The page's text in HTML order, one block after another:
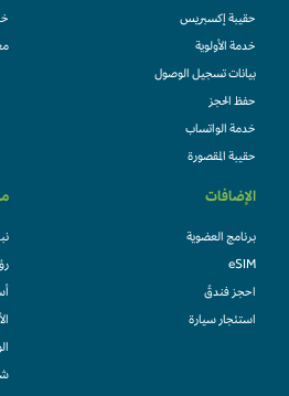
حقيبة إكسبريس
خدمة الأولوية
بيانات تسجيل الوصول
حفظ الحجز
خدمة الواتساب
حقيبة المقصورة
الإضافات
برنامج العضوية
eSIM
احجز فندقً
استئجار سيارة
من
نبذة